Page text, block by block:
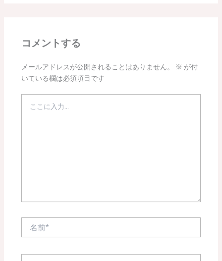
コメントする
メールアドレスが公開されることはありません。 ※ が付
いている欄は必須項目です